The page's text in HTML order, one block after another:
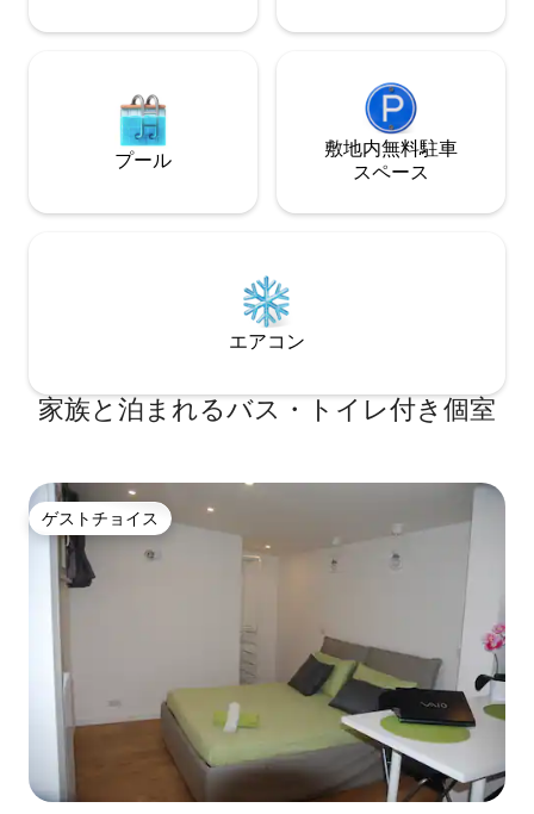
プール
敷地内無料駐⁠車
ス⁠ペ⁠ー⁠ス
エアコン
家族と泊まれるバス・トイレ付き個室
ゲストチョイス
ゲストチョイス